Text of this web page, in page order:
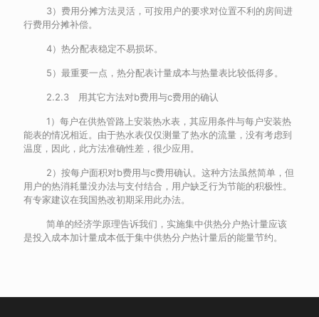
3）费用分摊方法灵活，可按用户的要求对位置不利的房间进
行费用分摊补偿。
4）热分配表稳定不易损坏。
5）最重要一点，热分配表计量成本与热量表比较低得多。
2.2.3 用其它方法对b费用与c费用的确认
1）每户在供热管路上安装热水表，其应用条件与每户安装热
能表的情况相近。由于热水表仅仅测量了热水的流量，没有考虑到
温度，因此，此方法准确性差，很少应用。
2）按每户面积对b费用与c费用确认。这种方法虽然简单，但
用户的热消耗量没办法与支付结合，用户缺乏行为节能的积极性。
有专家建议在我国热改初期采用此办法。
简单的经济学原理告诉我们，实施集中供热分户热计量应该
是投入成本加计量成本低于集中供热分户热计量后的能量节约。